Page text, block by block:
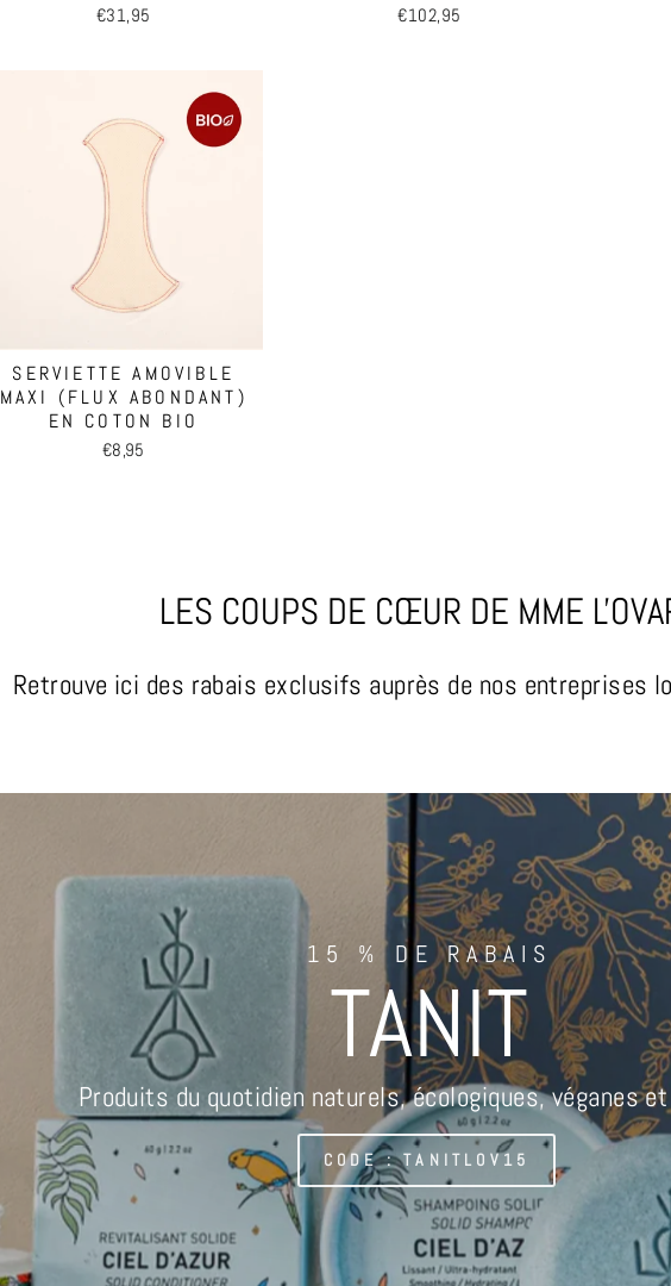
€31,95 €102,95
SERVIETTE AMOVIBLE
MAXI (FLUX ABONDANT)
EN COTON BIO
€8,95
LES COUPS DE CŒUR DE MME
Retrouve ici des rabais exclusifs auprès de nos entreprises
15 % DE RABAIS
TANIT
Produits du quotidien naturels, écologiques, véganes
CODE : TANITLOV15